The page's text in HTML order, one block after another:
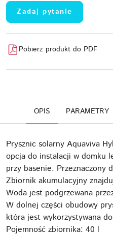
Zadaj pytanie
Pobierz produkt do PDF
OPIS PARAMETRY
Prysznic solarny Aquaviva
opcja do instalacji w domku
przy basenie. Przeznaczony
Zbiornik akumulacyjny
Woda jest podgrzewana
W dolnej części obudowy
która jest wykorzystywana
Pojemność zbiornika: 40 l